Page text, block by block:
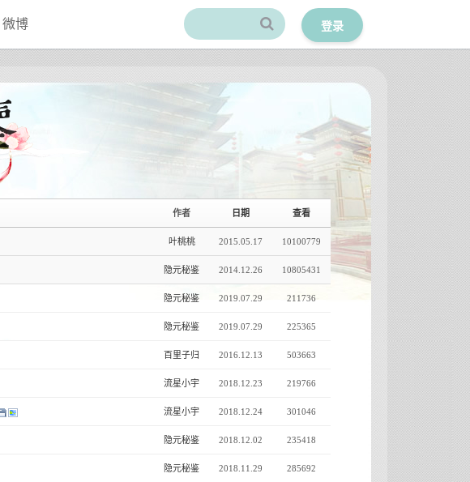
微博 登录
作者 日期 查看
叶桃桃 2015.05.17 10100779
隐元秘鉴 2014.12.26 10805431
隐元秘鉴 2019.07.29 211736
隐元秘鉴 2019.07.29 225365
百里子归 2016.12.13 503663
流星小宇 2018.12.23 219766
流星小宇 2018.12.24 301046
隐元秘鉴 2018.12.02 235418
隐元秘鉴 2018.11.29 285692